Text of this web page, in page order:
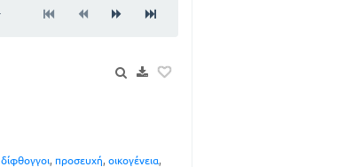
δίφθογγοι, προσευχή, οικογένεια,